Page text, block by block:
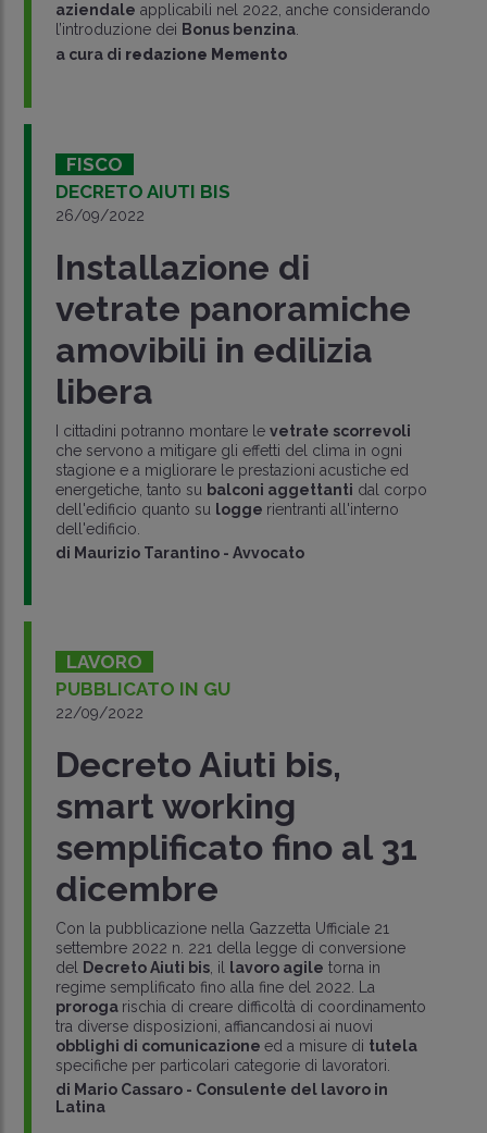
aziendale applicabili nel 2022, anche considerando
l’introduzione dei Bonus benzina.
a cura di redazione Memento
FISCO
DECRETO AIUTI BIS
26/09/2022
Installazione di
vetrate panoramiche
amovibili in edilizia
libera
I cittadini potranno montare le vetrate scorrevoli
che servono a mitigare gli effetti del clima in ogni
stagione e a migliorare le prestazioni acustiche ed
energetiche, tanto su balconi aggettanti dal corpo
dell'edificio quanto su logge rientranti all'interno
dell'edificio.
di Maurizio Tarantino - Avvocato
LAVORO
PUBBLICATO IN GU
22/09/2022
Decreto Aiuti bis,
smart working
semplificato fino al 31
dicembre
Con la pubblicazione nella Gazzetta Ufficiale 21
settembre 2022 n. 221 della legge di conversione
del
Decreto Aiuti bis, il lavoro agile torna in
regime semplificato fino alla fine del 2022. La
proroga rischia di creare difficoltà di coordinamento
tra diverse disposizioni, affiancandosi ai nuovi
obblighi di comunicazione ed a misure di tutela
specifiche per particolari categorie di lavoratori.
di Mario Cassaro - Consulente del lavoro in
Latina